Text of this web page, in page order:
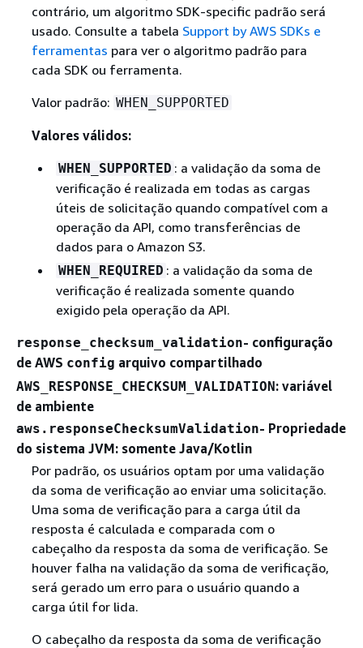
contrário, um algoritmo SDK-specific padrão será
usado. Consulte a tabela Support by AWS SDKs e
ferramentas para ver o algoritmo padrão para
cada SDK ou ferramenta.
Valor padrão: WHEN_SUPPORTED
Valores válidos:
WHEN_SUPPORTED : a validação da soma de
verificação é realizada em todas as cargas
úteis de solicitação quando compatível com a
operação da API, como transferências de
dados para o Amazon S3.
WHEN_REQUIRED : a validação da soma de
verificação é realizada somente quando
exigido pela operação da API.
response_checksum_validation- configuração
de AWS config arquivo compartilhado
AWS_RESPONSE_CHECKSUM_VALIDATION: variável
de ambiente
aws.responseChecksumValidation- Propriedade
do sistema JVM: somente Java/Kotlin
Por padrão, os usuários optam por uma validação
da soma de verificação ao enviar uma solicitação.
Uma soma de verificação para a carga útil da
resposta é calculada e comparada com o
cabeçalho da resposta da soma de verificação. Se
houver falha na validação da soma de verificação,
será gerado um erro para o usuário quando a
carga útil for lida.
O cabeçalho da resposta da soma de verificação